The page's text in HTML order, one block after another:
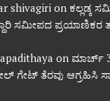
shivagirion ಕಲ್ಲಡ್ಕ
ಸಮೀಪದ ಪ್ರಯಾಣಿಕರ
on ಮಾರ್ಚ್
ಗೇಟ್ ತೆರವು ಆಗ್ರಹಿಸಿ